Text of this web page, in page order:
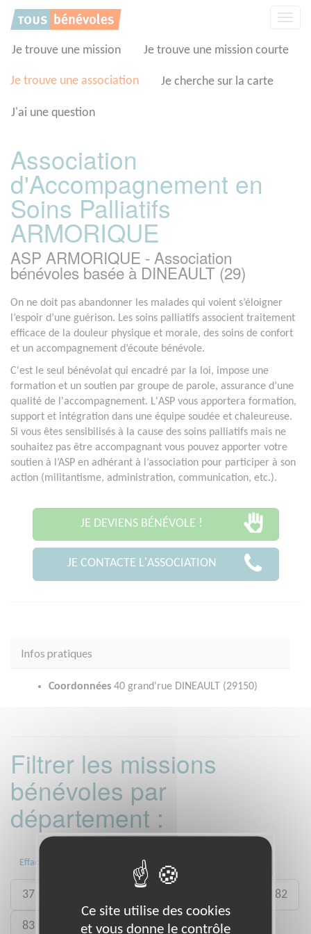
Je trouve une mission Je trouve une mission courte
Je trouve une association Je cherche sur la carte
J'ai une question
Association
d'Accompagnement en
Soins Palliatifs
ARMORIQUE
ASP ARMORIQUE - Association
bénévoles basée à DINEAULT (29)
On ne doit pas abandonner les malades qui voient s’éloigner
l’espoir d’une guérison. Les soins palliatifs associent traitement
efficace de la douleur physique et morale, des soins de confort
et un accompagnement d’écoute bénévole.
C'est le seul bénévolat qui encadré par la loi, impose une
formation et un soutien par groupe de parole, assurance d’une
qualité de l'accompagnement. L'ASP vous apportera formation,
support et intégration dans une équipe soudée et chaleureuse.
Si vous êtes sensibilisés à la cause des soins palliatifs mais ne
souhaitez pas être accompagnant vous pouvez apporter votre
soutien à l’ASP en adhérant à l’association pour participer à son
action (militantisme, administration, communication, etc.).
JE DEVIENS BÉNÉVOLE !
JE CONTACTE L'ASSOCIATION
Infos pratiques
Coordonnées 40 grand'rue DINEAULT (29150)
Filtrer les missions
bénévoles par
département :
Effacer 13
37 82
83 91 92 93 94
Panneau de gestion des cookies
Ce site utilise des cookies
et vous donne le contrôle